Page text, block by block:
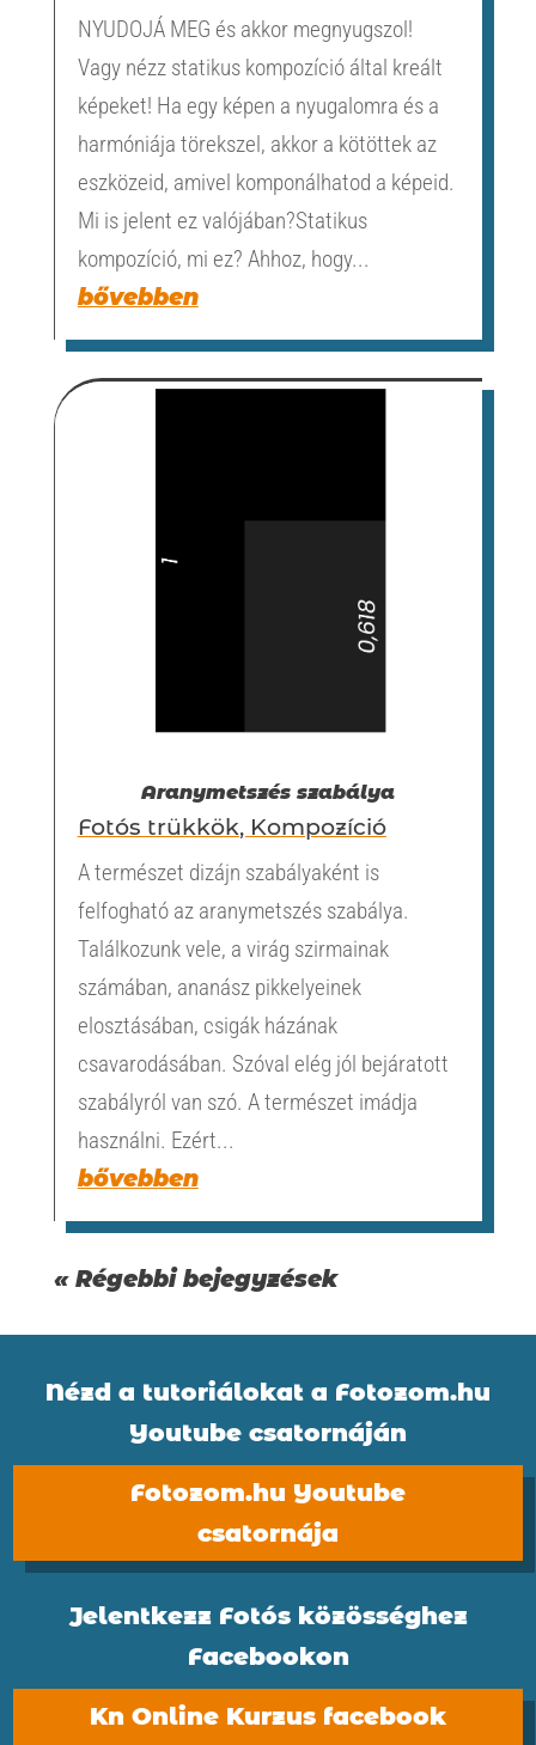
NYUDOJÁ MEG és akkor megnyugszol!
Vagy nézz statikus kompozíció által kreált
képeket! Ha egy képen a nyugalomra és a
harmóniája törekszel, akkor a kötöttek az
eszközeid, amivel komponálhatod a képeid.
Mi is jelent ez valójában?Statikus
kompozíció, mi ez? Ahhoz, hogy...
bővebben
Aranymetszés szabálya
Fotós trükkök, Kompozíció
A természet dizájn szabályaként is
felfogható az aranymetszés szabálya.
Találkozunk vele, a virág szirmainak
számában, ananász pikkelyeinek
elosztásában, csigák házának
csavarodásában. Szóval elég jól bejáratott
szabályról van szó. A természet imádja
használni. Ezért...
bővebben
« Régebbi bejegyzések
Nézd a tutoriálokat a Fotozom.hu
Youtube csatornáján
Fotozom.hu Youtube
csatornája
Jelentkezz Fotós közösséghez
Facebookon
Kn Online Kurzus facebook